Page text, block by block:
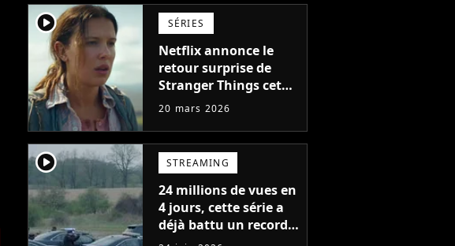
player2 SÉRIES
Netflix annonce le
retour surprise de
Stranger Things cet
été avec sa version
décision historique
20 mars 2026
player2 STREAMING
24 millions de vues en
4 jours, cette série a
déjà battu un record
en 2026 sur Netflix